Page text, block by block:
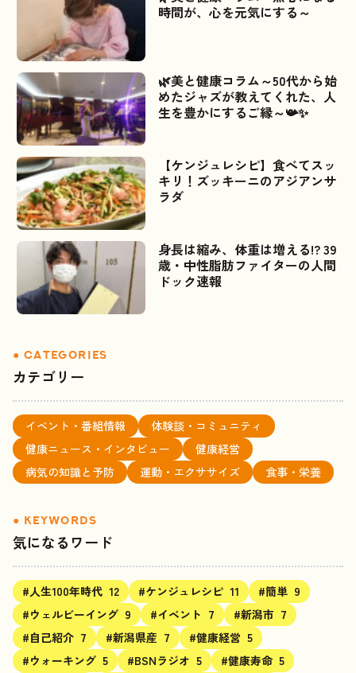
時間が、心を元気にする～
🌿美と健康コラム～50代から始
めたジャズが教えてくれた、人
生を豊かにするご縁～📯✨
【ケンジュレシピ】食べてスッ
キリ！ズッキーニのアジアンサ
ラダ
身長は縮み、体重は増える!? 39
歳・中性脂肪ファイターの人間
ドック速報
カテゴリー
イベント・番組情報
体験談・コミュニティ
健康ニュース・インタビュー
健康経営
病気の知識と予防
運動・エクササイズ 食事・栄養
気になるワード
#人生100年時代 12 #ケンジュレシピ 11 #簡単 9
#ウェルビーイング 9 #イベント 7 #新潟市 7
#自己紹介 7 #新潟県産 7 #健康経営 5
#ウォーキング 5 #BSNラジオ 5 #健康寿命 5